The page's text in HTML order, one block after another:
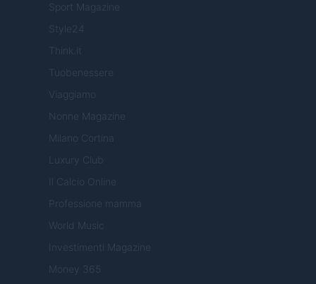
Sport Magazine
Style24
Think.it
Tuobenessere
Viaggiamo
Nonne Magazine
Milano Cortina
Luxury Club
Il Calcio Online
Professione mamma
World Music
Investimenti Magazine
Money 365